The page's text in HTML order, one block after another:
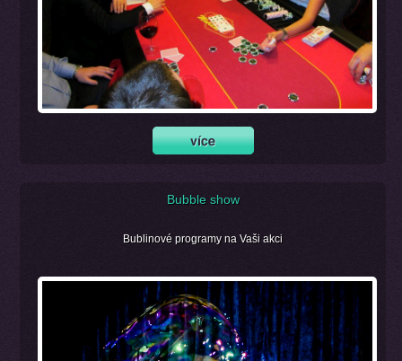
Bubble show
Bublinové programy na Vaši akci